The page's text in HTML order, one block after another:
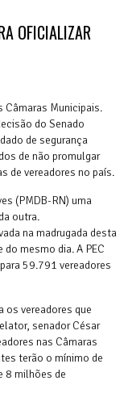
OFICIALIZAR
Câmaras Municipais.
do Senado
de segurança
de não promulgar
de vereadores no país.
(PMDB-RN) uma
outra.
na madrugada desta
mesmo dia. A PEC
59.791 vereadores
os vereadores que
senador César
nas Câmaras
terão o mínimo de
8 milhões de